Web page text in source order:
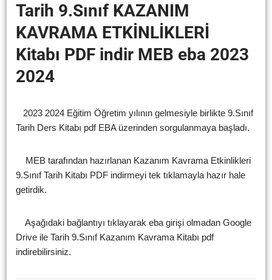
Tarih 9.Sınıf KAZANIM
KAVRAMA ETKİNLİKLERİ
Kitabı PDF indir MEB eba 2023
2024
2023 2024 Eğitim Öğretim yılının gelmesiyle birlikte 9.Sınıf
Tarih Ders Kitabı pdf EBA üzerinden sorgulanmaya başladı.
MEB tarafından hazırlanan Kazanım Kavrama Etkinlikleri
9.Sınıf Tarih Kitabı PDF indirmeyi tek tıklamayla hazır hale
getirdik.
Aşağıdaki bağlantıyı tıklayarak eba girişi olmadan Google
Drive ile Tarih 9.Sınıf Kazanım Kavrama Kitabı pdf
indirebilirsiniz.